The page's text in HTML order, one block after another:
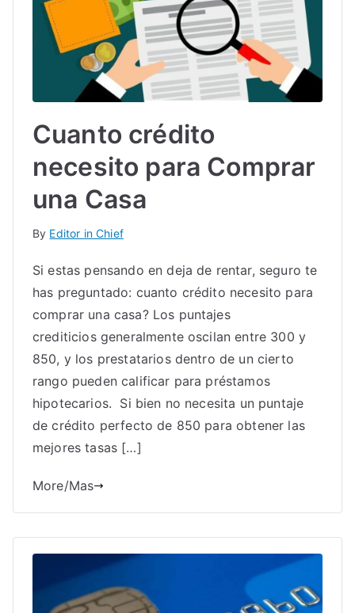
Cuanto crédito
necesito para Comprar
una Casa
By Editor in Chief
Si estas pensando en deja de rentar, seguro te
has preguntado: cuanto crédito necesito para
comprar una casa? Los puntajes
crediticios generalmente oscilan entre 300 y
850, y los prestatarios dentro de un cierto
rango pueden calificar para préstamos
hipotecarios. Si bien no necesita un puntaje
de crédito perfecto de 850 para obtener las
mejores tasas […]
More/Mas